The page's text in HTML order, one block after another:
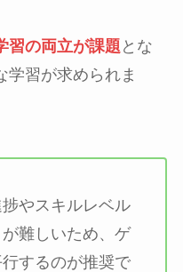
習の両立が課題 とな
学習が求められま
やスキルレベル
難しいため、ゲ
するのが推奨で